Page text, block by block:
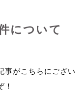
について
事がこちらにござい
！